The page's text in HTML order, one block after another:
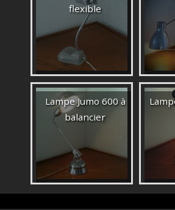
flexible
Lampe Jumo 600 à
balancier